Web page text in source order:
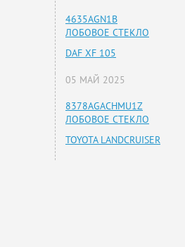
4635AGN1B
ЛОБОВОЕ СТЕКЛО
DAF XF 105
05 МАЙ 2025
8378AGACHMU1Z
ЛОБОВОЕ СТЕКЛО
TOYOTA LANDCRUISER